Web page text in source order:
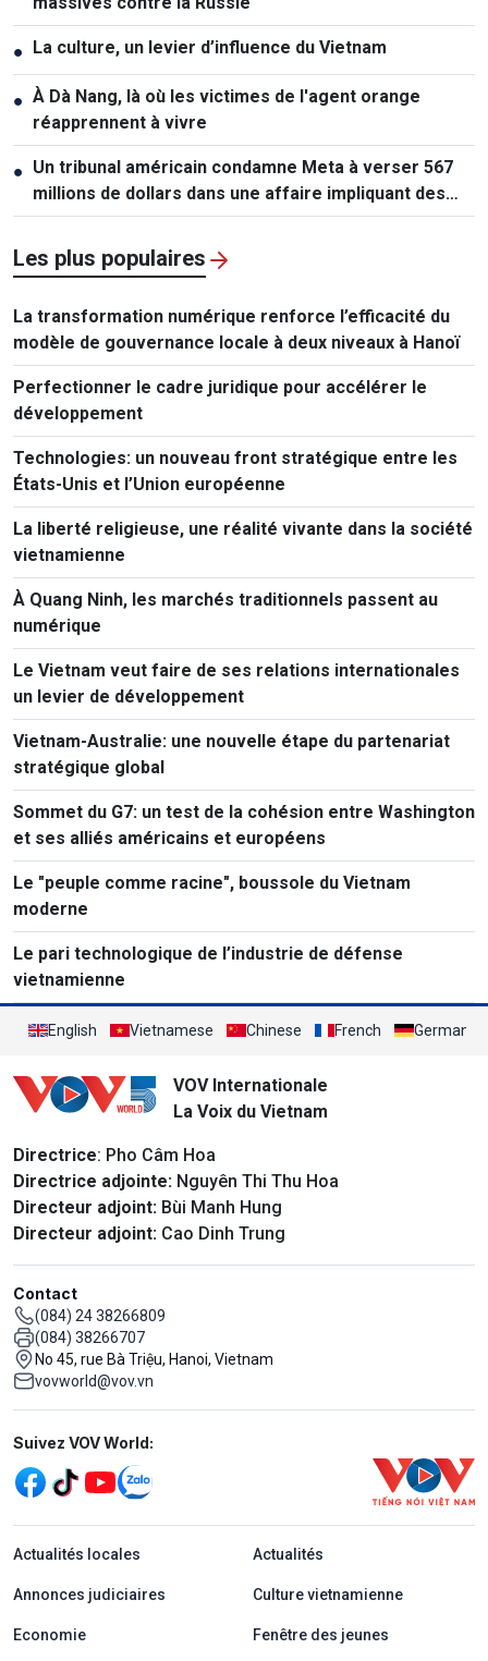
● La culture, un levier d’influence du Vietnam
● À Dà Nang, là où les victimes de l'agent orange
réapprennent à vivre
● Un tribunal américain condamne Meta à verser 567
millions de dollars dans une affaire impliquant des
mineurs
Les plus populaires
La transformation numérique renforce l’efficacité du
modèle de gouvernance locale à deux niveaux à Hanoï
Perfectionner le cadre juridique pour accélérer le
développement
Technologies: un nouveau front stratégique entre les
États-Unis et l’Union européenne
La liberté religieuse, une réalité vivante dans la société
vietnamienne
À Quang Ninh, les marchés traditionnels passent au
numérique
Le Vietnam veut faire de ses relations internationales
un levier de développement
Vietnam-Australie: une nouvelle étape du partenariat
stratégique global
Sommet du G7: un test de la cohésion entre Washington
et ses alliés américains et européens
Le "peuple comme racine", boussole du Vietnam
moderne
Le pari technologique de l’industrie de défense
vietnamienne
English Vietnamese Chinese French German
VOV Internationale
La Voix du Vietnam
Directrice: Pho Câm Hoa
Directrice adjointe: Nguyên Thi Thu Hoa
Directeur adjoint: Bùi Manh Hung
Directeur adjoint: Cao Dinh Trung
Contact
(084) 24 38266809
(084) 38266707
No 45, rue Bà Triệu, Hanoi, Vietnam
vovworld@vov.vn
Mạng xã hội
Suivez VOV World:
menu footer tiếng Pháp
Actualités locales Actualités
Annonces judiciaires Culture vietnamienne
Economie Fenêtre des jeunes